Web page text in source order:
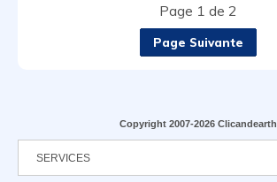
Page 1 de 2
Page Suivante
Copyright 2007-2026 Clicandearth
SERVICES